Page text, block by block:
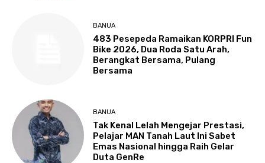
BANUA
483 Pesepeda Ramaikan KORPRI Fun
Bike 2026, Dua Roda Satu Arah,
Berangkat Bersama, Pulang
Bersama
BANUA
Tak Kenal Lelah Mengejar Prestasi,
Pelajar MAN Tanah Laut Ini Sabet
Emas Nasional hingga Raih Gelar
Duta GenRe